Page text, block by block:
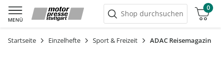
MENÜ
Shop durchsuchen
0
Warenkorb
Startseite Einzelhefte Sport & Freizeit ADAC Reisemagazin